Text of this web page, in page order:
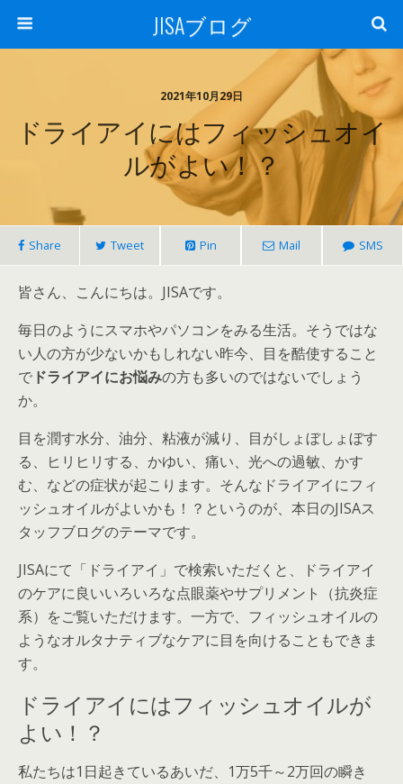
JISAブログ
2021年10月29日
ドライアイにはフィッシュオイ
ルがよい！？
Share Tweet Pin Mail SMS
皆さん、こんにちは。JISAです。
毎日のようにスマホやパソコンをみる生活。そうではな
い人の方が少ないかもしれない昨今、目を酷使すること
で ドライアイにお悩みの方も多いのではないでしょう
か。
目を潤す水分、油分、粘液が減り、目がしょぼしょぼす
る、ヒリヒリする、かゆい、痛い、光への過敏、かす
む、などの症状が起こります。そんなドライアイにフィ
ッシュオイルがよいかも！？というのが、本日のJISAス
タッフブログのテーマです。
JISAにて「ドライアイ」で検索いただくと、ドライアイ
のケアに良いいろいろな点眼薬やサプリメント（抗炎症
系）をご覧いただけます。一方で、フィッシュオイルの
ようなオルタナティブなケアに目を向けることもできま
す。
ドライアイにはフィッシュオイルが
よい！？
私たちは1日起きているあいだ、1万5千～2万回の瞬き